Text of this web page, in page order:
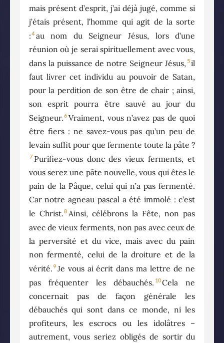
mais présent d’esprit, j’ai déjà jugé, comme si
j’étais présent, l’homme qui agit de la sorte
:4 au nom du Seigneur Jésus, lors d’une
réunion où je serai spirituellement avec vous,
dans la puissance de notre Seigneur Jésus, 5il
faut livrer cet individu au pouvoir de Satan,
pour la perdition de son être de chair ; ainsi,
son esprit pourra être sauvé au jour du
Seigneur.6 Vraiment, vous n’avez pas de quoi
être fiers : ne savez-vous pas qu’un peu de
levain suffit pour que fermente toute la pâte ?
7 Purifiez-vous donc des vieux ferments, et
vous serez une pâte nouvelle, vous qui êtes le
pain de la Pâque, celui qui n’a pas fermenté.
Car notre agneau pascal a été immolé : c’est
le Christ.8 Ainsi, célébrons la Fête, non pas
avec de vieux ferments, non pas avec ceux de
la perversité et du vice, mais avec du pain
non fermenté, celui de la droiture et de la
vérité.9 Je vous ai écrit dans ma lettre de ne
pas fréquenter les débauchés. 10Cela ne
concernait pas de façon générale les
débauchés qui sont dans ce monde, ni les
profiteurs, les escrocs ou les idolâtres –
autrement, vous seriez obligés de sortir du